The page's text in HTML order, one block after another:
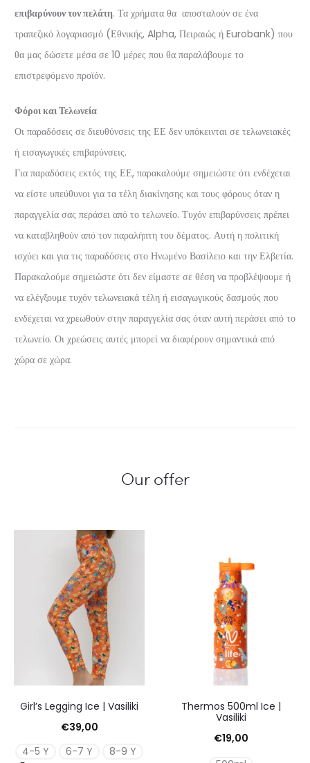
επιβαρύνουν τον πελάτη. Τα χρήματα θα αποσταλούν σε ένα
τραπεζικό λογαριασμό (Εθνικής, Alpha, Πειραιώς ή Eurobank) που
θα μας δώσετε μέσα σε 10 μέρες που θα παραλάβουμε το
επιστρεφόμενο προϊόν.
Φόροι και Τελωνεία
Οι παραδόσεις σε διευθύνσεις της ΕΕ δεν υπόκεινται σε τελωνειακές
ή εισαγωγικές επιβαρύνσεις.
Για παραδόσεις εκτός της ΕΕ, παρακαλούμε σημειώστε ότι ενδέχεται
να είστε υπεύθυνοι για τα τέλη διακίνησης και τους φόρους όταν η
παραγγελία σας περάσει από το τελωνείο. Τυχόν επιβαρύνσεις πρέπει
να καταβληθούν από τον παραλήπτη του δέματος. Αυτή η πολιτική
ισχύει και για τις παραδόσεις στο Ηνωμένο Βασίλειο και την Ελβετία.
Παρακαλούμε σημειώστε ότι δεν είμαστε σε θέση να προβλέψουμε ή
να ελέγξουμε τυχόν τελωνειακά τέλη ή εισαγωγικούς δασμούς που
ενδέχεται να χρεωθούν στην παραγγελία σας όταν αυτή περάσει από το
τελωνείο. Οι χρεώσεις αυτές μπορεί να διαφέρουν σημαντικά από
χώρα σε χώρα.
Our offer
Girl’s Legging Ice | Vasiliki
€39,00
4-5 Y
6-7 Y
8-9 Y
Thermos 500ml Ice |
Vasiliki
€19,00